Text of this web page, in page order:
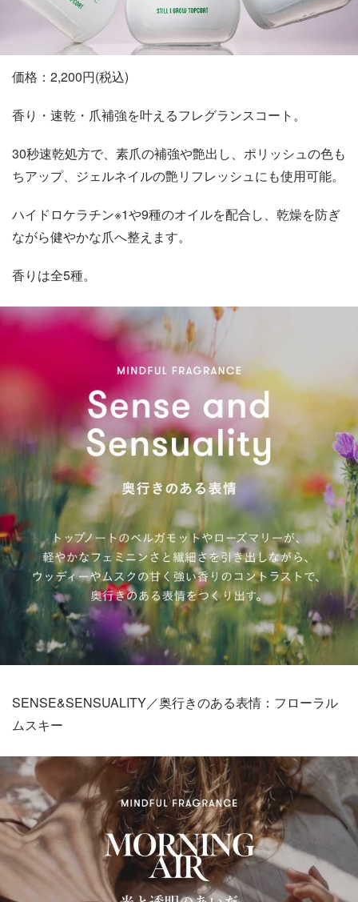
価格：2,200円(税込)
香り・速乾・爪補強を叶えるフレグランスコート。
30秒速乾処方で、素爪の補強や艶出し、ポリッシュの色も
ちアップ、ジェルネイルの艶リフレッシュにも使用可能。
ハイドロケラチン※1や9種のオイルを配合し、乾燥を防ぎ
ながら健やかな爪へ整えます。
香りは全5種。
SENSE&SENSUALITY／奥行きのある表情：フローラル
ムスキー